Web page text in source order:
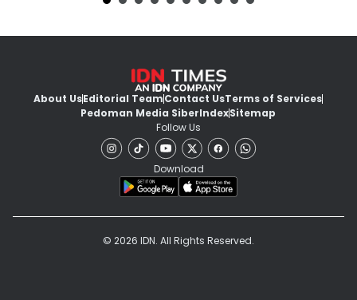
About UsEditorial TeamContact UsTerms of Services
Pedoman Media SiberIndexSitemap
Follow Us
Download
© 2026 IDN. All Rights Reserved.